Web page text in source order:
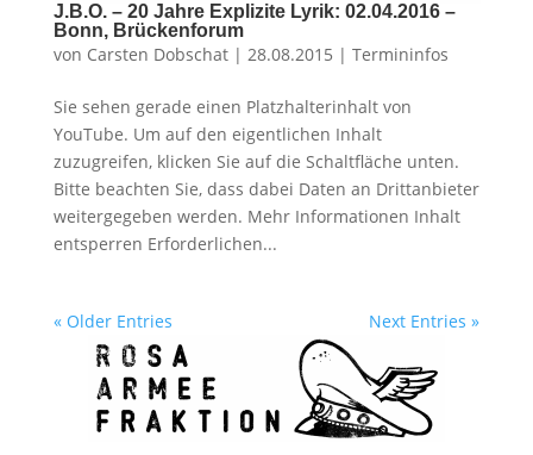
J.B.O. – 20 Jahre Explizite Lyrik: 02.04.2016 –
Bonn, Brückenforum
von Carsten Dobschat| 28.08.2015 | Termininfos
Sie sehen gerade einen Platzhalterinhalt von
YouTube. Um auf den eigentlichen Inhalt
zuzugreifen, klicken Sie auf die Schaltfläche unten.
Bitte beachten Sie, dass dabei Daten an Drittanbieter
weitergegeben werden. Mehr Informationen Inhalt
entsperren Erforderlichen...
« Older Entries Next Entries »